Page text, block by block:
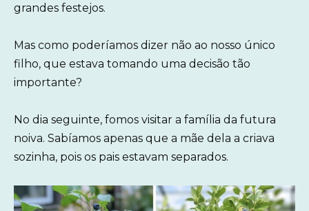
grandes festejos.
Mas como poderíamos dizer não ao nosso único
filho, que estava tomando uma decisão tão
importante?
No dia seguinte, fomos visitar a família da futura
noiva. Sabíamos apenas que a mãe dela a criava
sozinha, pois os pais estavam separados.